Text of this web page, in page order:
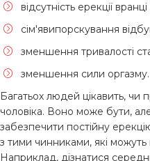
відсутність ерекції
сім'явипорскування
зменшення тривалості
зменшення сили оргазму.
Багатьох людей цікавить, чи
чоловіка. Воно може бути,
забезпечити постійну
з тими чинниками, які
Наприклад, дізнатися